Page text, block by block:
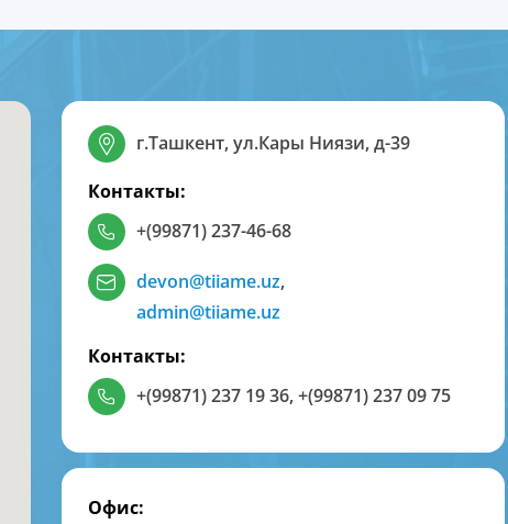
г.Ташкент, ул.Кары Ниязи, д-39
Контакты:
+(99871) 237-46-68
devon@tiiame.uz,
admin@tiiame.uz
Контакты:
+(99871) 237 19 36,+(99871) 237 09 75
Офис: